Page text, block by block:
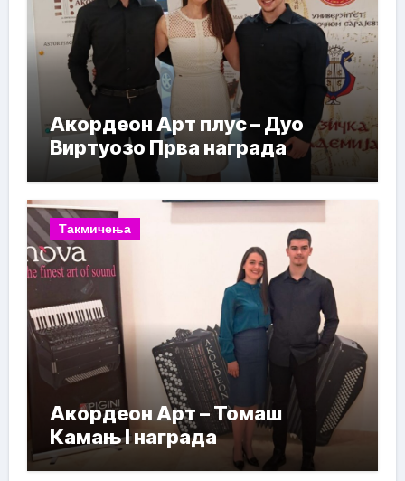
Акордеон Арт плус – Дуо
Виртуозо Прва награда
Такмичења
Акордеон Арт – Томаш
Камањ I награда